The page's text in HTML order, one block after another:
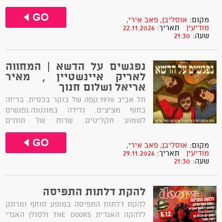
וחברות אמיתית.הלהקה, שהתגבשה ב-2019,
מורכבת מחמישה נגנים וזמרים
מוכשרים,שסיפור החברות שלהם מתחיל עוד
מקום: אוסליבן, פאב אירי,
מודיעין
תאריך: 22.11.2026
שעה: 21:30
נפגשים על הדשא | המחווה
לאריק איינשטיין , מאיר
אריאל ושלום חנוך
תל אביב 1970.קפה של בוקר בכסית. בריזה
בחוף מציצים. גלידה במונטנה.נפגשים
לשמוע תקליטים. שדות של תותים
לנצח.ובלב הפועם הזה, שני קיבוצניקים ותל
אביבי אחד יוצרים שירים שאי אפשר
לשכוח.מופע מחווה לשלוש אגדות תרבות
עיבודים...
מקום: אוסליבן, פאב אירי,
מודיעין
תאריך: 29.11.2026
שעה: 21:30
להקת דלתות התפיסה
להקת דלתות התפיסה במופע סוחף ומרתק
ללהקה האגדית The Doors ולסולן האגדי